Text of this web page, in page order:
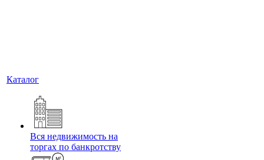
Каталог
Вся недвижимость на
торгах по банкротству